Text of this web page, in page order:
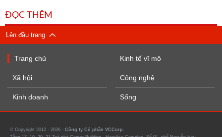
ĐỌC THÊM
Lên đầu trang
Trang chủ
Xã hội
Kinh doanh
Kinh tế vĩ mô
Công nghệ
Sống
© Copyright 2012 - 2026 - Công ty Cổ phần VCCorp.